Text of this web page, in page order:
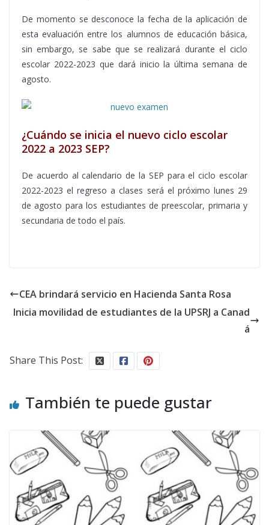
De momento se desconoce la fecha de la aplicación de
esta evaluación entre los alumnos de educación básica,
sin embargo, se sabe que se realizará durante el ciclo
escolar 2022-2023 que dará inicio la última semana de
agosto.
¿Cuándo se inicia el nuevo ciclo escolar
2022 a 2023 SEP?
De acuerdo al calendario de la SEP para el ciclo escolar
2022-2023 el regreso a clases será el próximo lunes 29
de agosto para los estudiantes de preescolar, primaria y
secundaria de todo el país.
CEA brindará servicio en Hacienda Santa Rosa
Inicia movilidad de estudiantes de la UPSRJ a Canad
á
Share This Post:
También te puede gustar